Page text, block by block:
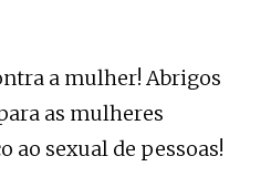
a mulher! Abrigos
as mulheres
ao sexual de pessoas!